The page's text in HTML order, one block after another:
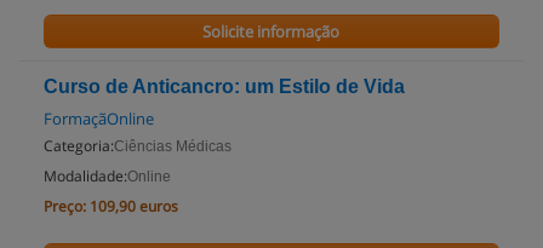
Solicite informação
Curso de Anticancro: um Estilo de Vida
FormaçãOnline
Categoria:Ciências Médicas
Modalidade:Online
Preço: 109,90 euros